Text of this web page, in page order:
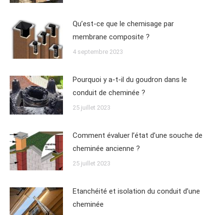
Qu’est-ce que le chemisage par
membrane composite ?
4 septembre 2023
Pourquoi y a-t-il du goudron dans le
conduit de cheminée ?
25 juillet 2023
Comment évaluer l’état d’une souche de
cheminée ancienne ?
25 juillet 2023
Etanchéité et isolation du conduit d’une
cheminée